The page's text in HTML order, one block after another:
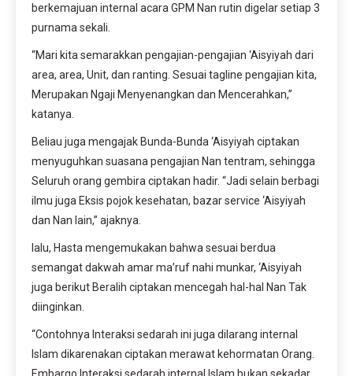
berkemajuan internal acara GPM Nan rutin digelar setiap 3
purnama sekali.
“Mari kita semarakkan pengajian-pengajian ‘Aisyiyah dari
area, area, Unit, dan ranting. Sesuai tagline pengajian kita,
Merupakan Ngaji Menyenangkan dan Mencerahkan,”
katanya.
Beliau juga mengajak Bunda-Bunda ‘Aisyiyah ciptakan
menyuguhkan suasana pengajian Nan tentram, sehingga
Seluruh orang gembira ciptakan hadir. “Jadi selain berbagi
ilmu juga Eksis pojok kesehatan, bazar service ‘Aisyiyah
dan Nan lain,” ajaknya.
lalu, Hasta mengemukakan bahwa sesuai berdua
semangat dakwah amar ma’ruf nahi munkar, ‘Aisyiyah
juga berikut Beralih ciptakan mencegah hal-hal Nan Tak
diinginkan.
“Contohnya Interaksi sedarah ini juga dilarang internal
Islam dikarenakan ciptakan merawat kehormatan Orang.
Embargo Interaksi sedarah internal Islam bukan sekadar